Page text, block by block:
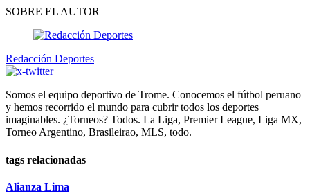
SOBRE EL AUTOR
Redacción Deportes
Somos el equipo deportivo de Trome. Conocemos el fútbol peruano
y hemos recorrido el mundo para cubrir todos los deportes
imaginables. ¿Torneos? Todos. La Liga, Premier League, Liga MX,
Torneo Argentino, Brasileirao, MLS, todo.
tags relacionadas
Alianza Lima